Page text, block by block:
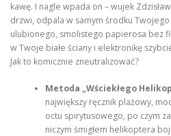
kawę. I nagle wpada on – wujek
drzwi, odpala w samym środku
ulubionego, smolistego papierosa bez
w Twoje białe ściany i elektronikę
Jak to komicznie zneutralizować?
Metoda „Wściekłego
największy ręcznik plażowy,
octu spirytusowego, po czym
niczym śmigłem helikoptera